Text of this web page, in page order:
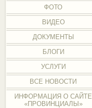
ФОТО
ВИДЕО
ДОКУМЕНТЫ
БЛОГИ
УСЛУГИ
ВСЕ НОВОСТИ
ИНФОРМАЦИЯ О САЙТЕ
«ПРОВИНЦИАЛЫ»